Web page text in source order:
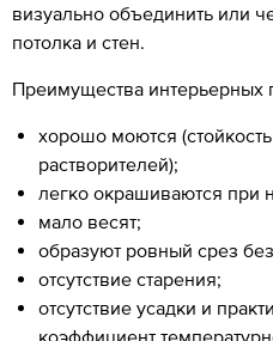
визуально объединить или
потолка и стен.
Преимущества интерьерных
хорошо моются
растворителей);
легко окрашиваются при
мало весят;
образуют ровный срез
отсутствие старения;
отсутствие усадки и
коэффициент